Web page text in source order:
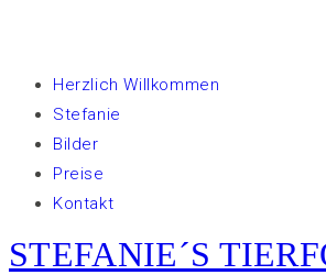
Herzlich Willkommen
Stefanie
Bilder
Preise
Kontakt
STEFANIE´S